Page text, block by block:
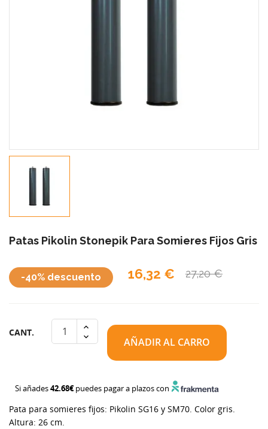
Patas Pikolin Stonepik Para Somieres Fijos Gris
16,32 € 27,20 €
-40% descuento
Pata para somieres fijos: Pikolin SG16 y SM70. Color gris.
Altura: 26 cm.
CANT.
AÑADIR AL CARRO
Si añades42.68€puedes pagar a plazos con